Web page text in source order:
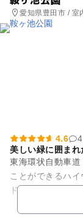
愛知県豊田市 / 室
園・総合公園
4.6
美しい緑に囲まれ
東海環状自動車
ことができるハ
ドライブ休憩に
かされます。 広